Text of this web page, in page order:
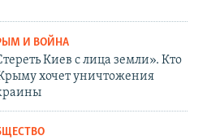
И ВОЙНА
Киев с лица земли». Кто
хочет уничтожения